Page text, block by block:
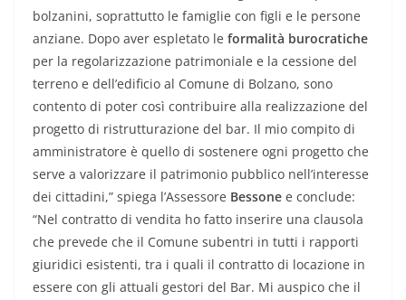
bolzanini, soprattutto le famiglie con figli e le persone
anziane. Dopo aver espletato le formalità burocratiche
per la regolarizzazione patrimoniale e la cessione del
terreno e dell’edificio al Comune di Bolzano, sono
contento di poter così contribuire alla realizzazione del
progetto di ristrutturazione del bar. Il mio compito di
amministratore è quello di sostenere ogni progetto che
serve a valorizzare il patrimonio pubblico nell’interesse
dei cittadini,” spiega l’Assessore Bessone e conclude:
“Nel contratto di vendita ho fatto inserire una clausola
che prevede che il Comune subentri in tutti i rapporti
giuridici esistenti, tra i quali il contratto di locazione in
essere con gli attuali gestori del Bar. Mi auspico che il